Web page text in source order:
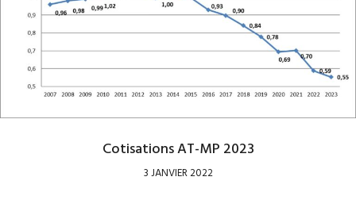
Cotisations AT-MP 2023
3 JANVIER 2022